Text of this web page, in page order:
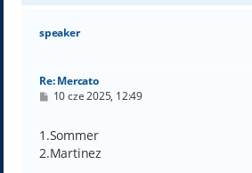
speaker
Re: Mercato
P
t
10 cze 2025, 12:49
1.Sommer
2.Martinez